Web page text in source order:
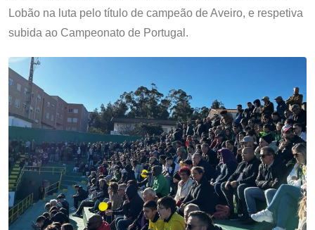
Lobão na luta pelo título de campeão de Aveiro, e respetiva
subida ao Campeonato de Portugal.